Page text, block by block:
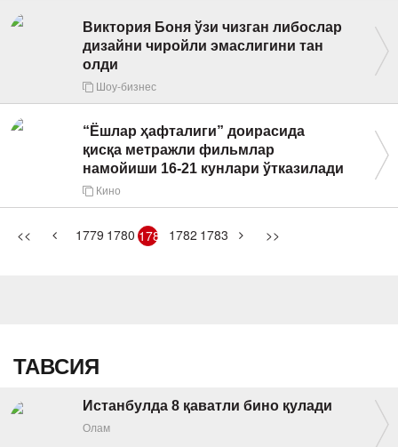
Виктория Боня ўзи чизган либослар
дизайни чиройли эмаслигини тан
олди
Шоу-бизнес
“Ёшлар ҳафталиги” доирасида
қисқа метражли фильмлар
намойиши 16-21 кунлари ўтказилади
Кино
<< 1779 1780 1781 1782 1783 >>
ТАВСИЯ
Истанбулда 8 қаватли бино қулади
Олам